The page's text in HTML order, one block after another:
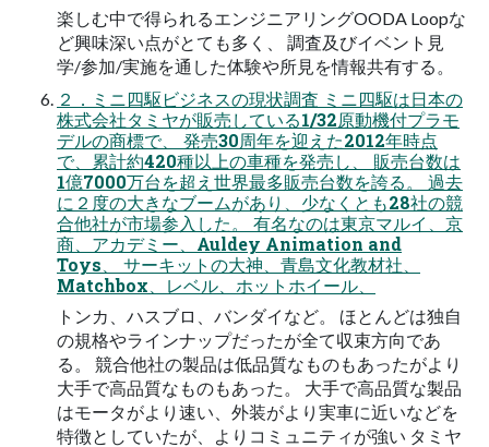
楽しむ中で得られるエンジニアリングOODA Loopな
ど興味深い点がとても多く、 調査及びイベント見
学/参加/実施を通した体験や所見を情報共有する。
２．ミニ四駆ビジネスの現状調査 ミニ四駆は日本の
株式会社タミヤが販売している1/32原動機付プラモ
デルの商標で、 発売30周年を迎えた2012年時点
で、累計約420種以上の車種を発売し、 販売台数は
1億7000万台を超え世界最多販売台数を誇る。 過去
に２度の大きなブームがあり、少なくとも28社の競
合他社が市場参入した。 有名なのは東京マルイ、京
商、アカデミー、Auldey Animation and
Toys、 サーキットの大神、青島文化教材社、
Matchbox、レベル、ホットホイール、
トンカ、ハスブロ、バンダイなど。 ほとんどは独自
の規格やラインナップだったが全て収束方向であ
る。 競合他社の製品は低品質なものもあったがより
大手で高品質なものもあった。 大手で高品質な製品
はモータがより速い、外装がより実車に近いなどを
特徴としていたが、よりコミュニティが強い タミヤ